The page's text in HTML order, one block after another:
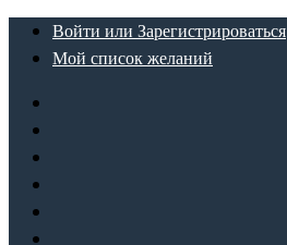
ПерейтиВойти или Зарегистрироваться
Мой список желаний